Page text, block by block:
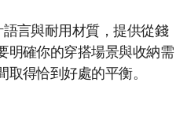
言與耐用材質，提供從錢
明確你的穿搭場景與收納需
得恰到好處的平衡。